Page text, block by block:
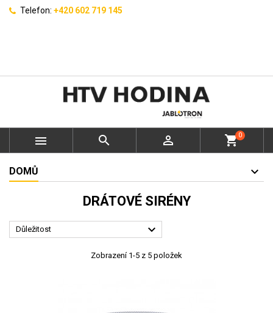
Telefon: +420 602 719 145
   shopping_cart0
DOMŮ
DRÁTOVÉ SIRÉNY
Důležitost 
Zobrazení 1-5 z 5 položek